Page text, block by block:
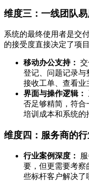
维度三：一线团队
系统的最终使用者是交
的接受度直接决定了项目
移动办公支持：
登记、问题记录与
接收工单、查看业
界面与操作逻辑：
否足够精简，符合
培训成本和系统的
维度四：服务商的
行业案例深度：
要，但更需要考察
些标杆客户解决了